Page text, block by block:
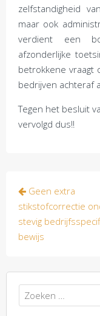
zelfstandigheid
maar ook
verdient een
afzonderlijke
betrokkene vraagt
bedrijven achteraf
Tegen het besluit
vervolgd dus!!
Bericht
navigatie
Geen extra
stikstofcorrectie
stevig
bewijs
Zoeken
naar: